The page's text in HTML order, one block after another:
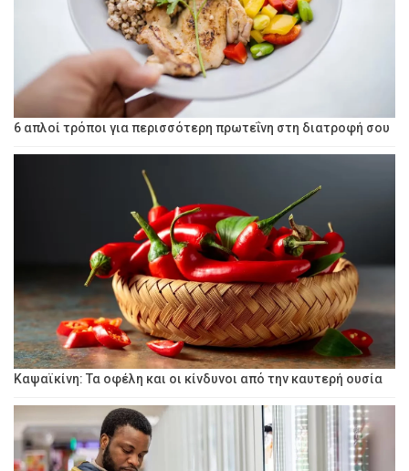
6 απλοί τρόποι για περισσότερη πρωτεΐνη στη διατροφή σου
Καψαϊκίνη: Τα οφέλη και οι κίνδυνοι από την καυτερή ουσία